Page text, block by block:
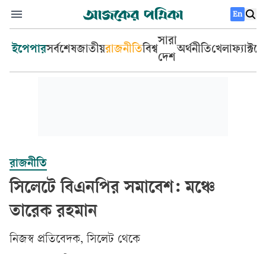
En
ইপেপারসর্বশেষজাতীয়রাজনীতিবিশ্ব
সারা
দেশ
অর্থনীতিখেলা
রাজনীতি
সিলেটে বিএনপির সমাবেশ: মঞ্চে
তারেক রহমান
নিজস্ব প্রতিবেদক, সিলেট থেকে